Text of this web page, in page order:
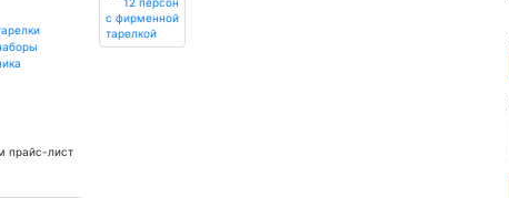
прайс-лист